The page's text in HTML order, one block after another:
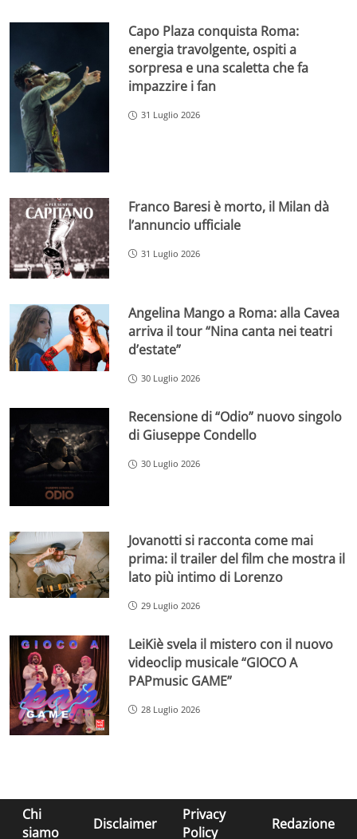
Capo Plaza conquista Roma:
energia travolgente, ospiti a
sorpresa e una scaletta che fa
impazzire i fan
31 Luglio 2026
Franco Baresi è morto, il Milan dà
l’annuncio ufficiale
31 Luglio 2026
Angelina Mango a Roma: alla Cavea
arriva il tour “Nina canta nei teatri
d’estate”
30 Luglio 2026
Recensione di “Odio” nuovo singolo
di Giuseppe Condello
30 Luglio 2026
Jovanotti si racconta come mai
prima: il trailer del film che mostra il
lato più intimo di Lorenzo
29 Luglio 2026
LeiKiè svela il mistero con il nuovo
videoclip musicale “GIOCO A
PAPmusic GAME”
28 Luglio 2026
Chi
siamo
Disclaimer
Privacy
Policy
Redazione